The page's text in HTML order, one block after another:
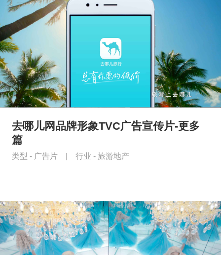
去哪儿网品牌形象TVC广告宣传片-更多
篇
类型 - 广告片 行业 - 旅游地产